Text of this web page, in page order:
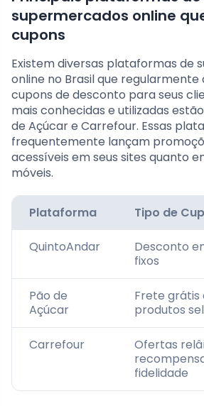
supermercados online
cupons
Existem diversas plataformas de
online no Brasil que regularmente
cupons de desconto para seus
mais conhecidas e utilizadas
de Açúcar e Carrefour. Essas
frequentemente lançam
acessíveis em seus sites quanto
móveis.
Plataforma Tipo de
QuintoAndar
Desconto
fixos
Pão de
Açúcar
Frete grátis
produtos
Carrefour
Ofertas
fidelidade